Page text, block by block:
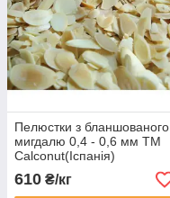
Пелюстки з бланшованого
мигдалю 0,4 - 0,6 мм TM
Calconut(Іспанія)
610 ₴/кг